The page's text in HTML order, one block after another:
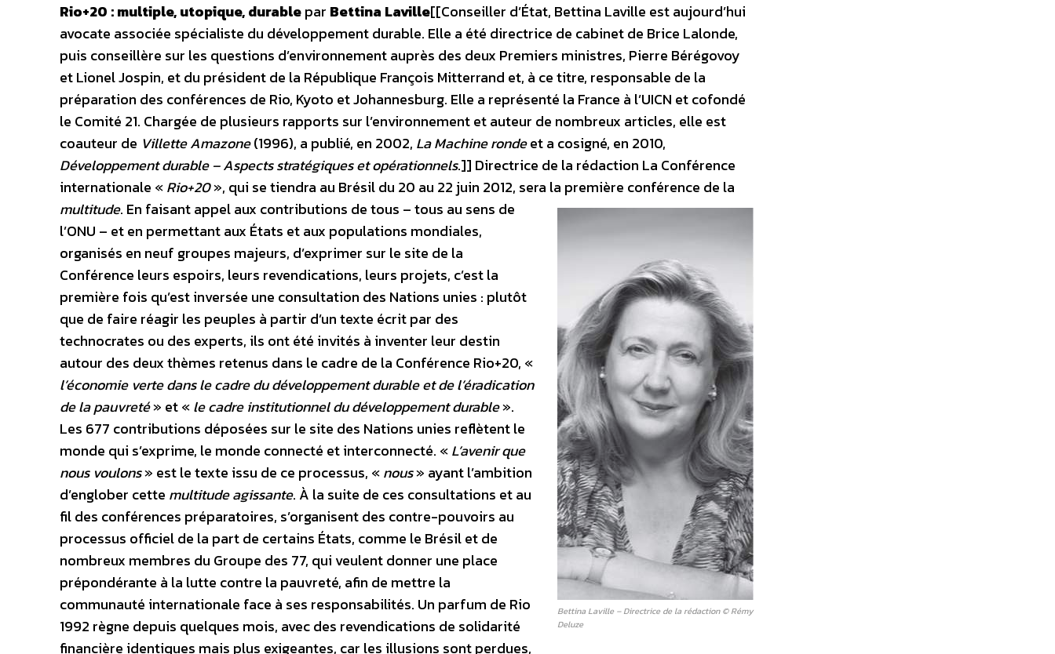
Rio+20 : multiple, utopique, durablepar Bettina Laville[[Conseiller d’État, Bettina Laville est aujourd’hui
avocate associée spécialiste du développement durable. Elle a été directrice de cabinet de Brice Lalonde,
puis conseillère sur les questions d’environnement auprès des deux Premiers ministres, Pierre Bérégovoy
et Lionel Jospin, et du président de la République François Mitterrand et, à ce titre, responsable de la
préparation des conférences de Rio, Kyoto et Johannesburg. Elle a représenté la France à l’UICN et cofondé
le Comité 21. Chargée de plusieurs rapports sur l’environnement et auteur de nombreux articles, elle est
coauteur de Villette Amazone(1996), a publié, en 2002, La Machine rondeet a cosigné, en 2010,
Développement durable – Aspects stratégiques et opérationnels.]] Directrice de la rédaction La Conférence
internationale «Rio+20», qui se tiendra au Brésil du 20 au 22 juin 2012, sera la première conférence de la
multitude.
Bettina Laville – Directrice de la rédaction © Rémy
Deluze
En faisant appel aux contributions de tous – tous au sens de
l’ONU – et en permettant aux États et aux populations mondiales,
organisés en neuf groupes majeurs, d’exprimer sur le site de la
Conférence leurs espoirs, leurs revendications, leurs projets, c’est la
première fois qu’est inversée une consultation des Nations unies : plutôt
que de faire réagir les peuples à partir d’un texte écrit par des
technocrates ou des experts, ils ont été invités à inventer leur destin
autour des deux thèmes retenus dans le cadre de la Conférence Rio+20, «
l’économie verte dans le cadre du développement durable et de l’éradication
de la pauvreté» et «le cadre institutionnel du développement durable».
Les 677 contributions déposées sur le site des Nations unies reflètent le
monde qui s’exprime, le monde connecté et interconnecté. «L’avenir que
nous voulons» est le texte issu de ce processus, «nous» ayant l’ambition
d’englober cette multitude agissante. À la suite de ces consultations et au
fil des conférences préparatoires, s’organisent des contre-pouvoirs au
processus officiel de la part de certains États, comme le Brésil et de
nombreux membres du Groupe des 77, qui veulent donner une place
prépondérante à la lutte contre la pauvreté, afin de mettre la
communauté internationale face à ses responsabilités. Un parfum de Rio
1992 règne depuis quelques mois, avec des revendications de solidarité
financière identiques mais plus exigeantes, car les illusions sont perdues,